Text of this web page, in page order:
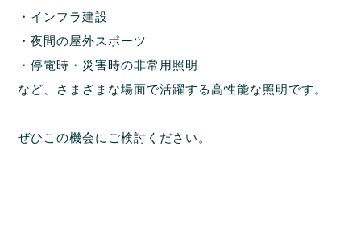
・インフラ建設
・夜間の屋外スポーツ
・停電時・災害時の非常用照明
など、さまざまな場面で活躍する高性能な照明です。
ぜひこの機会にご検討ください。